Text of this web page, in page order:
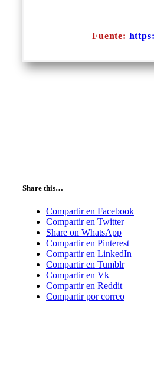
Fuente:
Share this…
Compartir en Facebook
Compartir en Twitter
Share on WhatsApp
Compartir en Pinterest
Compartir en LinkedIn
Compartir en Tumblr
Compartir en Vk
Compartir en Reddit
Compartir por correo